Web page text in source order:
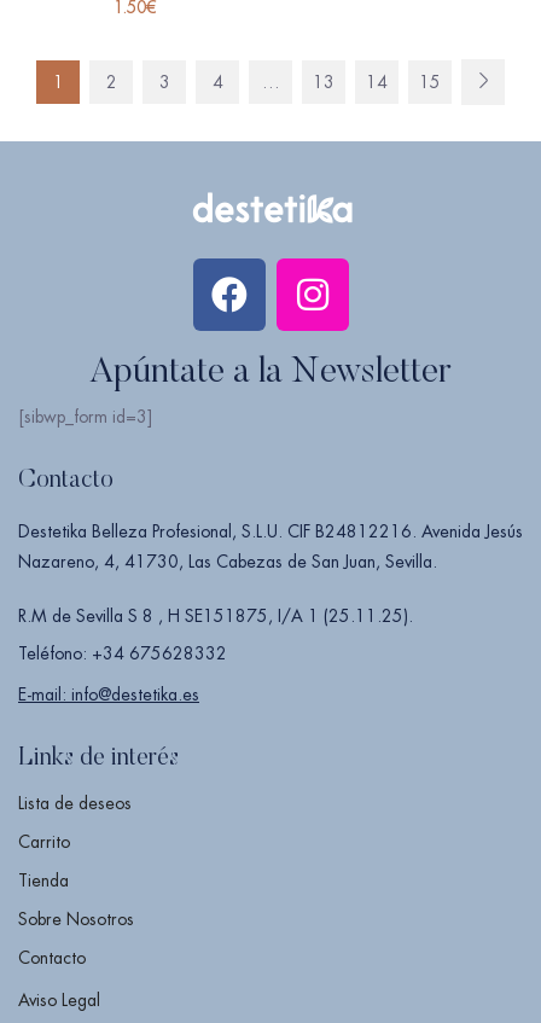
1.50€
1 2 3 4 … 13 14 15
Apúntate a la Newsletter
[sibwp_form id=3]
Contacto
Destetika Belleza Profesional, S.L.U. CIF B24812216. Avenida Jesús
Nazareno, 4, 41730, Las Cabezas de San Juan, Sevilla.
R.M de Sevilla S 8 , H SE151875, I/A 1 (25.11.25).
Teléfono: +34 675628332
E-mail: info@destetika.es
Links de interés
Lista de deseos
Carrito
Tienda
Sobre Nosotros
Contacto
Aviso Legal